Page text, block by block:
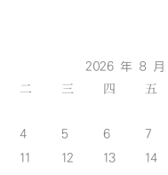
2026 年 8 月
二 三 四 五
4 5 6 7
11 12 13 14